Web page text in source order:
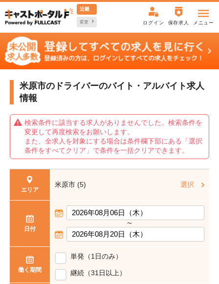
近畿
変更 ログイン 保存求人 メニュー
米原市のドライバーのバイト・アルバイト求人
情報
検索条件に該当する求人がありませんでした。検索条件を
変更して再度検索をお願いします。
また、全求人を対象にする場合は条件欄下部にある「選択
条件をすべてクリア」で条件を一括クリアできます。
エリア
米原市 (5) 選択
日付
〜
働く期間
単発（1日のみ）
継続（31日以上）